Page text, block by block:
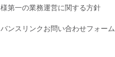
第一の業務運営に関する方針
ンスリンクお問い合わせフォーム